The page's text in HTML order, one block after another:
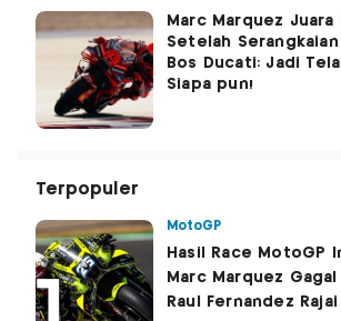
Marc Marquez Juara
Setelah
Bos Ducati: Jadi
Siapa pun!
Terpopuler
MotoGP
Hasil Race MotoGP
Marc Marquez Gagal
Raul Fernandez